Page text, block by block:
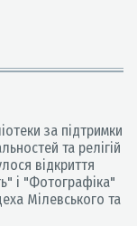
за підтримки
та релігій
відкриття
і "Фотографіка"
Мілевського та